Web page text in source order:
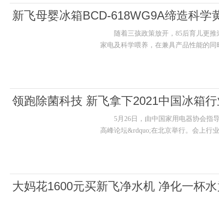
新飞母婴冰箱BCD-618WG9A缔造科学
随着三孩政策放开，85后育儿更推
家电及科学喂养，在兼具产品性能的
领跑除菌科技 新飞拿下2021中国冰箱
5月26日，由中国家用电器协会指导
高峰论坛&rdquo;在北京举行。会上行
大妈花1600元买新飞净水机 净化一杯